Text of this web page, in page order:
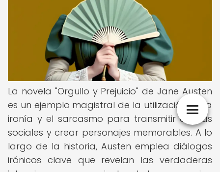
La novela "Orgullo y Prejuicio" de Jane Austen
es un ejemplo magistral de la utilización de la
ironía y el sarcasmo para transmitir críticas
sociales y crear personajes memorables. A lo
largo de la historia, Austen emplea diálogos
irónicos clave que revelan las verdaderas